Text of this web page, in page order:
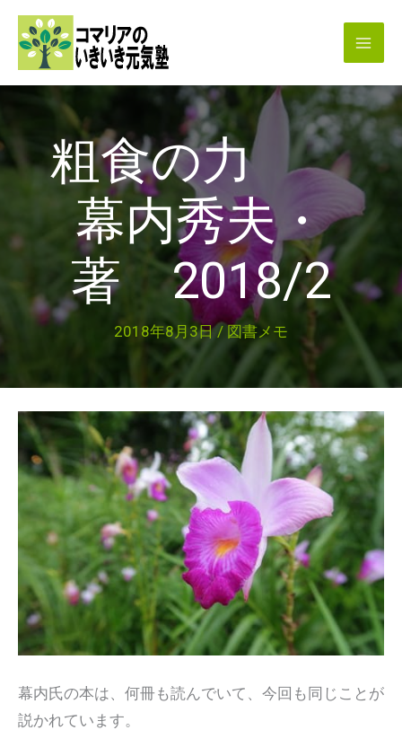
ッ
プ
粗食の力
幕内秀夫・
著 2018/2
2018年8月3日/ 図書メモ
幕内氏の本は、何冊も読んでいて、今回も同じことが
説かれています。